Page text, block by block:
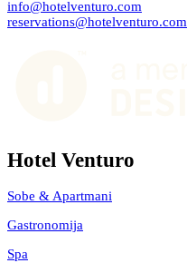
info@hotelventuro.com
reservations@hotelventuro.com
Hotel Venturo
Sobe & Apartmani
Gastronomija
Spa